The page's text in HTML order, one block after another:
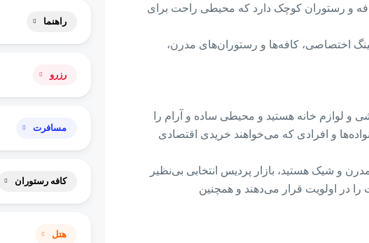
و رستوران کوچک دارد که محیطی راحت برای
اختصاصی، کافه‌ها و رستوران‌های مدرن،
و لوازم خانه هستید و محیطی ساده و آرام را
و افرادی که می‌خواهند خریدی اقتصادی
و شیک هستید، بازار پردیس انتخابی بی‌نظیر
در اولویت قرار می‌دهند و همچنین
راهنما
رزرو
مسافرت
کافه رستوران
هتل